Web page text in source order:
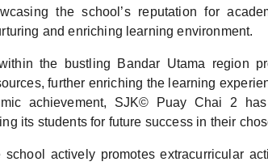
the school’s reputation for
and enriching learning environment.
the bustling Bandar Utama region
further enriching the learning
achievement, SJK© Puay Chai 2 has
its students for future success in their
school actively promotes extracurricular